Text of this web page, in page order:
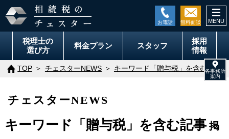
税理士の
選び方
料金プラン スタッフ
採用
情報
TOP チェスターNEWS キーワード「贈与税」を含む記事
チェスターNEWS
キーワード「贈与税」を含む記事 掲